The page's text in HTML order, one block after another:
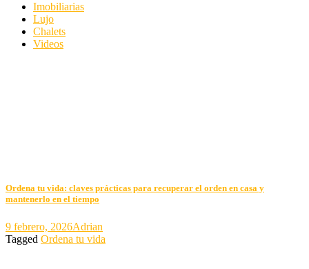
Imobiliarias
Lujo
Chalets
Videos
Ordena tu vida: claves prácticas para recuperar el orden en casa y
mantenerlo en el tiempo
9 febrero, 2026Adrian
Tagged Ordena tu vida